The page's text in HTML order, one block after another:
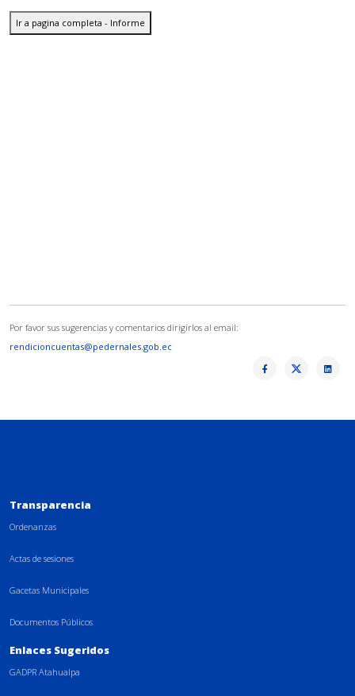
Ir a pagina completa - Informe
Por favor sus sugerencias y comentarios dirigirlos al email:
rendicioncuentas@pedernales.gob.ec
Transparencia
Ordenanzas
Actas de sesiones
Gacetas Municipales
Documentos Públicos
Enlaces Sugeridos
GADPR Atahualpa